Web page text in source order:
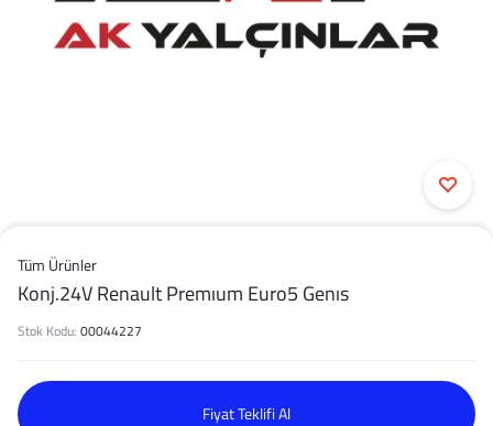
Tüm Ürünler
Konj.24V Renault Premıum Euro5 Genıs
Stok Kodu: 00044227
Fiyat Teklifi Al